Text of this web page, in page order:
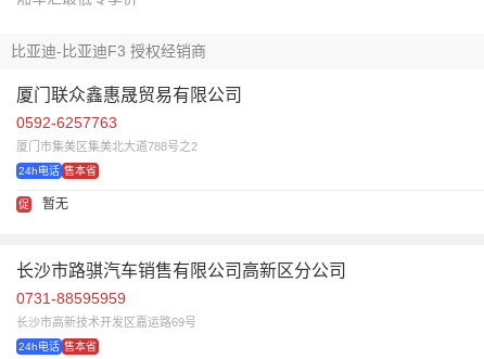
比亚迪-比亚迪F3 授权经销商
厦门联众鑫惠晟贸易有限公司
0592-6257763
厦门市集美区集美北大道788号之2
24h电话 售本省
促 暂无
长沙市路骐汽车销售有限公司高新区分公司
0731-88595959
长沙市高新技术开发区嘉运路69号
24h电话 售本省